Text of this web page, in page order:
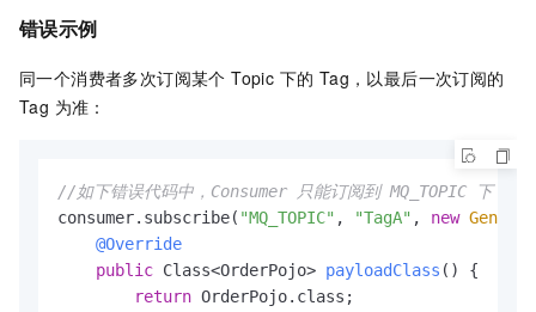
错误示例
同一个消费者多次订阅某个 Topic 下的 Tag，以最后一次订阅的
Tag 为准：
//如下错误代码中，Consumer 只能订阅到 MQ_TOPIC 下
consumer.subscribe( "MQ_TOPIC" , "TagA" , new
@Override
public Class<OrderPojo> payloadClass ()
{
return OrderPojo.class;